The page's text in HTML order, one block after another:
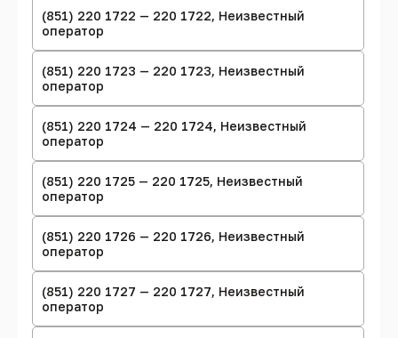
(851) 220 1722 — 220 1722, Неизвестный
оператор
(851) 220 1723 — 220 1723, Неизвестный
оператор
(851) 220 1724 — 220 1724, Неизвестный
оператор
(851) 220 1725 — 220 1725, Неизвестный
оператор
(851) 220 1726 — 220 1726, Неизвестный
оператор
(851) 220 1727 — 220 1727, Неизвестный
оператор